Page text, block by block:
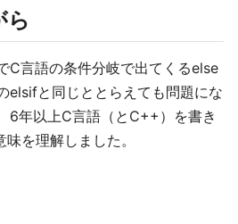
ら
C言語の条件分岐で出てくるelse
elsifと同じととらえても問題にな
6年以上C言語（とC++）を書き
を理解しました。